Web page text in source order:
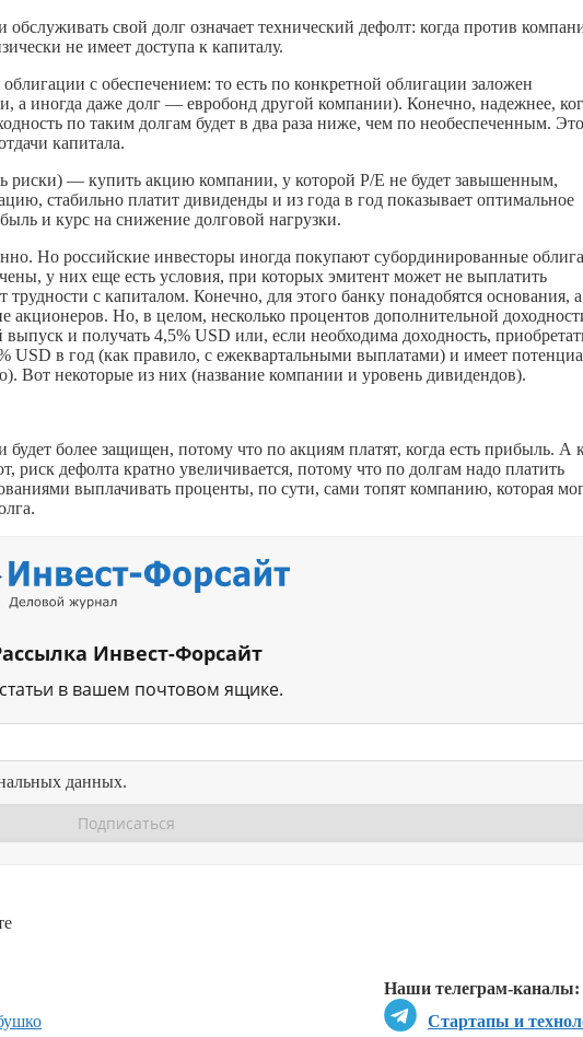
свой долг означает технический дефолт: когда против
не имеет доступа к капиталу.
с обеспечением: то есть по конкретной облигации заложен
а иногда даже долг — евробонд другой компании). Конечно, надежнее,
по таким долгам будет в два раза ниже, чем по необеспеченным.
капитала.
риски) — купить акцию компании, у которой P/E не будет завышенным,
стабильно платит дивиденды и из года в год показывает оптимальное
и курс на снижение долговой нагрузки.
Но российские инвесторы иногда покупают субординированные
у них еще есть условия, при которых эмитент может не выплатить
трудности с капиталом. Конечно, для этого банку понадобятся основания,
акционеров. Но, в целом, несколько процентов дополнительной
и получать 4,5% USD или, если необходима доходность,
USD в год (как правило, с ежеквартальными выплатами) и имеет
Вот некоторые из них (название компании и уровень дивидендов).
более защищен, потому что по акциям платят, когда есть прибыль. А
риск дефолта кратно увеличивается, потому что по долгам надо платить
выплачивать проценты, по сути, сами топят компанию, которая
Инвест-Форсайт
в вашем почтовом ящике.
данных.
Наши телеграм-каналы:
Стартапы и